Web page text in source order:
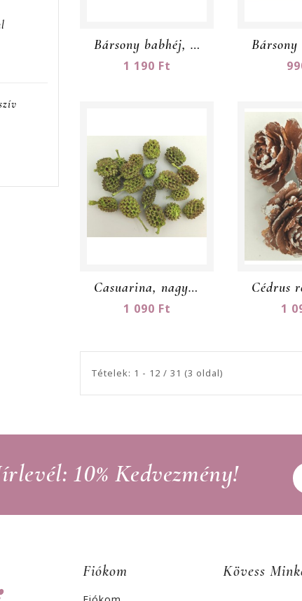
Bársony babhéj, nagy csomag
1 190 Ft
Casuarina, nagy csomag
1 090 Ft 1
Tételek: 1 - 12 / 31 (3 oldal)
10% Kedvezmény!
Fiókom Kövess